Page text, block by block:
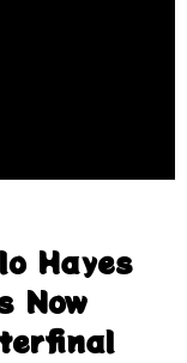
Hayes
Now